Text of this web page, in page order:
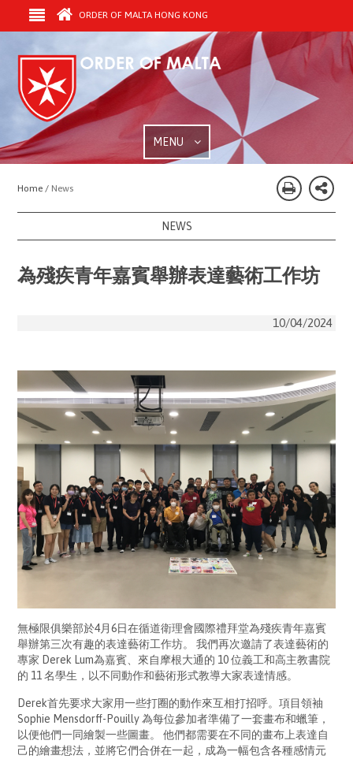
ORDER OF MALTA HONG KONG
MENU
Home / News
NEWS
為殘疾青年嘉賓舉辦表達藝術工作坊
10/04/2024
無極限俱樂部於4月6日在循道衛理會國際禮拜堂為殘疾青年嘉賓
舉辦第三次有趣的表達藝術工作坊。 我們再次邀請了表達藝術的
專家 Derek Lum為嘉賓、來自摩根大通的 10 位義工和高主教書院
的 11 名學生，以不同動作和藝術形式教導大家表達情感。
Derek首先要求大家用一些打圈的動作來互相打招呼。項目領袖
Sophie Mensdorff-Pouilly 為每位參加者準備了一套畫布和蠟筆，
以便他們一同繪製一些圖畫。 他們都需要在不同的畫布上表達自
己的繪畫想法，並將它們合併在一起，成為一幅包含各種感情元